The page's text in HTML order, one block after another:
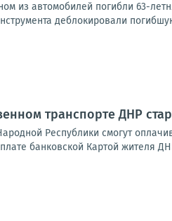
из автомобилей погибли 63-
деблокировали
транспорте ДНР
Республики смогут
банковской Картой жителя